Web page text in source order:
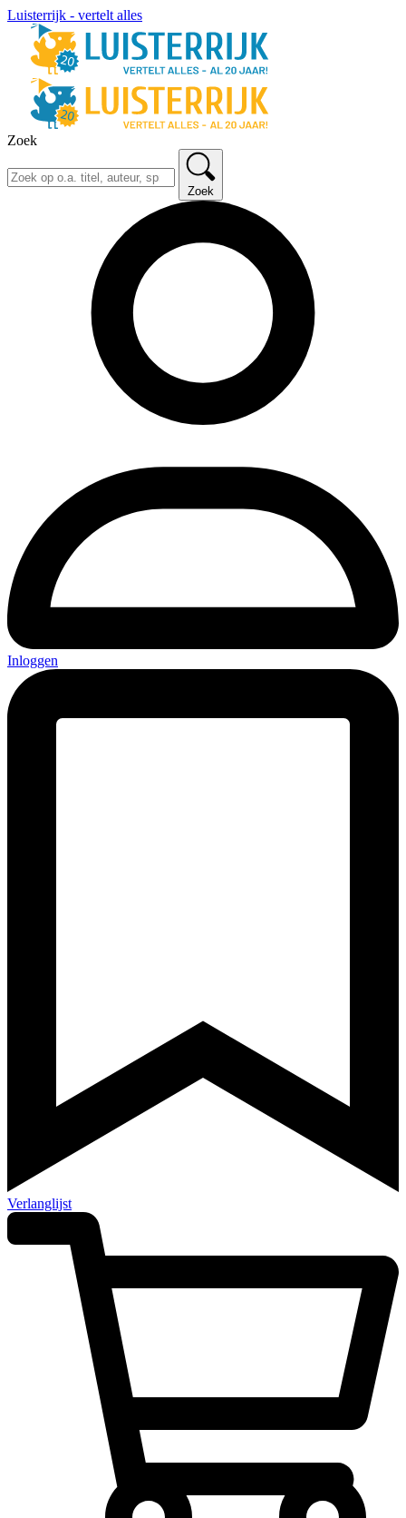
Luisterrijk - vertelt alles
Zoek
Zoek
Inloggen
Verlanglijst